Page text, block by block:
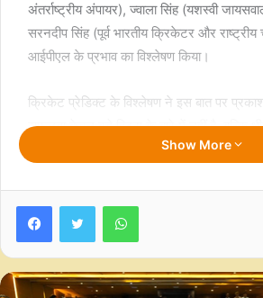
अंतर्राष्ट्रीय अंपायर), ज्वाला सिंह (यशस्वी
सरनदीप सिंह (पूर्व भारतीय क्रिकेटर और
आईपीएल के प्रभाव का विश्लेषण किया।
क्रिकेट प्रेडिक्ट के विश्लेषण ने इस बात पर
सफलता केवल बड़े हिट्स के बारे में नहीं है, बल्कि
में भी है। चौंका देने वाले आंकड़े बताते हैं:
• विराट कोहली ने विकेटों के बीच 71.45
स्कोरबोर्ड को आगे बढ़ाने की उनकी क्षमता पर जोर
करता है कि स्ट्राइक रोटेशन उनके खेल का एक
Show More
FacebookTwitter WhatsApp